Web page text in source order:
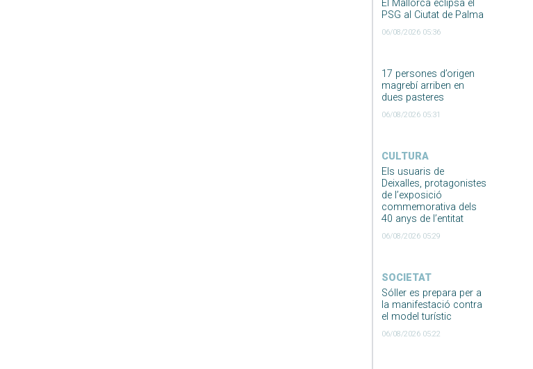
El Mallorca eclipsa el
PSG al Ciutat de Palma
06/08/2026 05:36
17 persones d’origen
magrebí arriben en
dues pasteres
06/08/2026 05:31
CULTURA
Els usuaris de
Deixalles, protagonistes
de l’exposició
commemorativa dels
40 anys de l’entitat
06/08/2026 05:29
SOCIETAT
Sóller es prepara per a
la manifestació contra
el model turístic
06/08/2026 05:22